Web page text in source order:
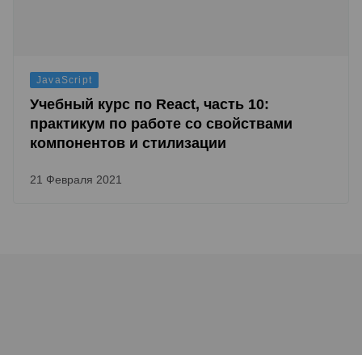
JavaScript
Учебный курс по React, часть 10:
практикум по работе со свойствами
компонентов и стилизации
21 Февраля 2021